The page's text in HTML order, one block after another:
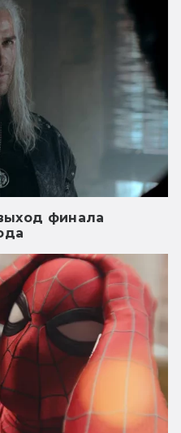
финала